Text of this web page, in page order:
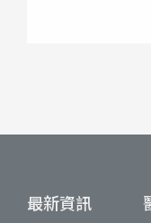
最新資訊